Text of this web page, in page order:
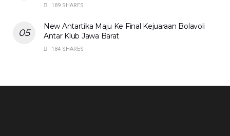
189 SHARES
New Antartika Maju Ke Final Kejuaraan Bolavoli
Antar Klub Jawa Barat
184 SHARES